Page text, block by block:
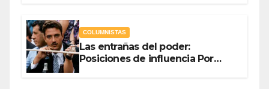
COLUMNISTAS
Las entrañas del poder:
Posiciones de influencia Por